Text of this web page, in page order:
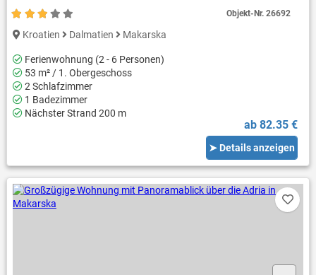
Kroatien Dalmatien Makarska
Ferienwohnung (2 - 6 Personen)
53 m² / 1. Obergeschoss
2 Schlafzimmer
1 Badezimmer
Nächster Strand 200 m
ab 82.35 €
➤ Details anzeigen
Objekt-Nr.26692